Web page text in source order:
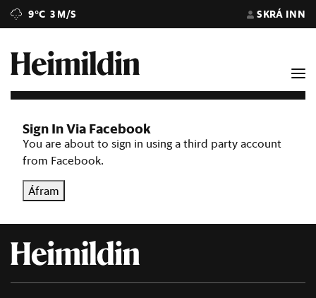
9°C 3 M/S SKRÁ INN
Sign In Via Facebook
You are about to sign in using a third party account
from Facebook.
Áfram